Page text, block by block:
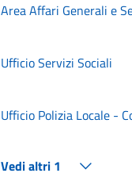
Area Affari Generali e
Ufficio Servizi Sociali
Ufficio Polizia Locale -
Vedi altri 1